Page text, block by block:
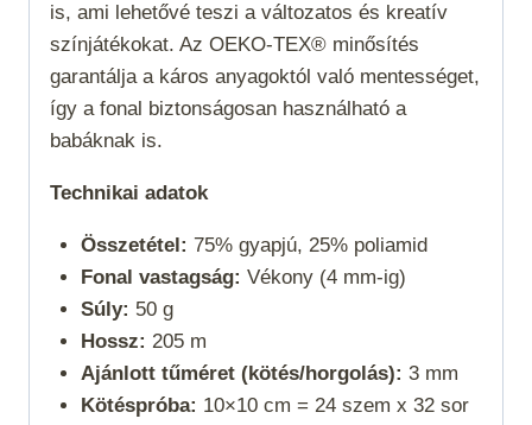
is, ami lehetővé teszi a változatos és kreatív
színjátékokat. Az OEKO-TEX® minősítés
garantálja a káros anyagoktól való mentességet,
így a fonal biztonságosan használható a
babáknak is.
Technikai adatok
Összetétel: 75% gyapjú, 25% poliamid
Fonal vastagság: Vékony (4 mm-ig)
Súly: 50 g
Hossz: 205 m
Ajánlott tűméret (kötés/horgolás): 3 mm
Kötéspróba: 10×10 cm = 24 szem x 32 sor